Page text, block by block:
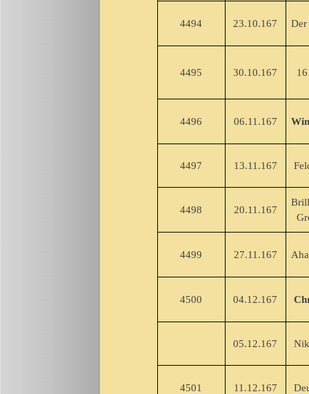
4494 23.10.167 Der
4495 30.10.167
4496 06.11.167
4497 13.11.167
4498 20.11.167
4499 27.11.167
4500 04.12.167
05.12.167
4501 11.12.167